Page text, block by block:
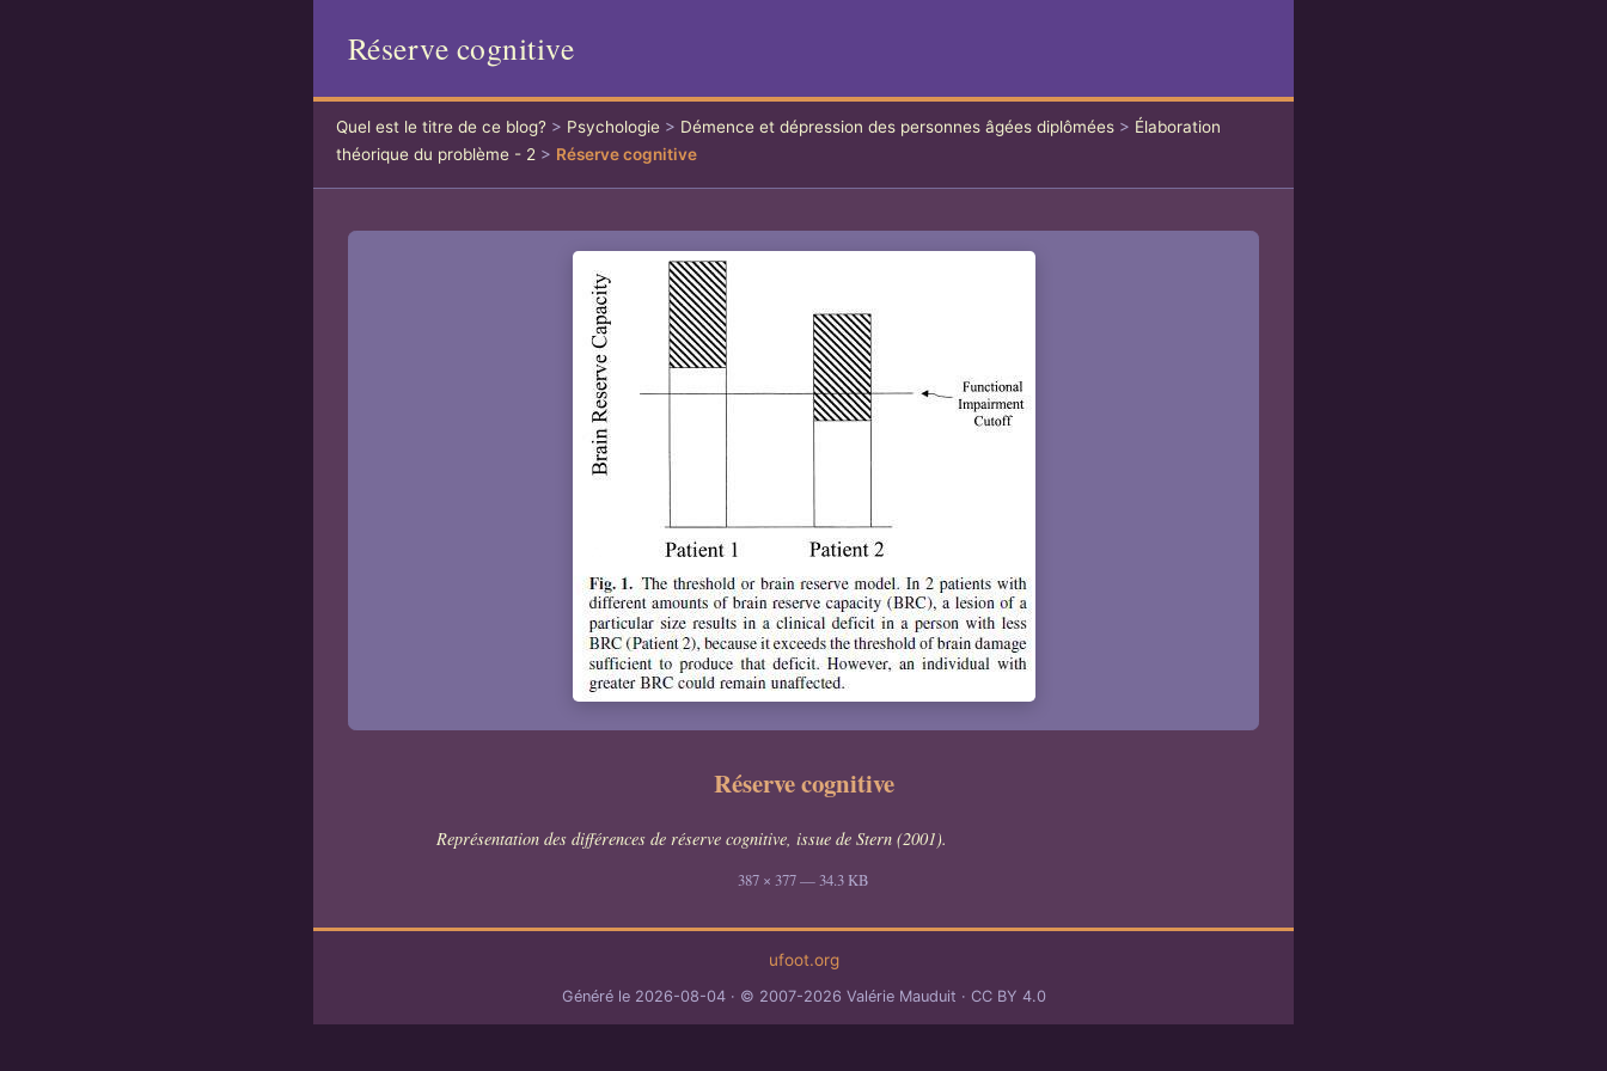
Réserve cognitive
Quel est le titre de ce blog? > Psychologie > Démence et dépression des personnes âgées diplômées > Élaboration
théorique du problème - 2 > Réserve cognitive
Réserve cognitive
Représentation des différences de réserve cognitive, issue de Stern (2001).
387 × 377 — 34.3 KB
ufoot.org
Généré le 2026-08-04 © 2007-2026 Valérie Mauduit CC BY 4.0